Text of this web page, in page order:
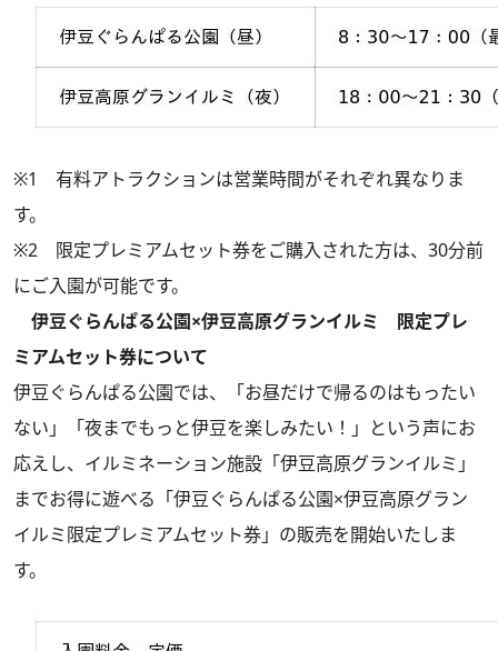
※1 有料アトラクションは営業時間がそれぞれ異なりま
す。
※2 限定プレミアムセット券をご購入された方は、30分前
にご入園が可能です。
伊豆ぐらんぱる公園×伊豆高原グランイルミ 限定プレ
ミアムセット券について
伊豆ぐらんぱる公園では、「お昼だけで帰るのはもったい
ない」「夜までもっと伊豆を楽しみたい！」という声にお
応えし、イルミネーション施設「伊豆高原グランイルミ」
までお得に遊べる「伊豆ぐらんぱる公園×伊豆高原グラン
イルミ限定プレミアムセット券」の販売を開始いたしま
す。